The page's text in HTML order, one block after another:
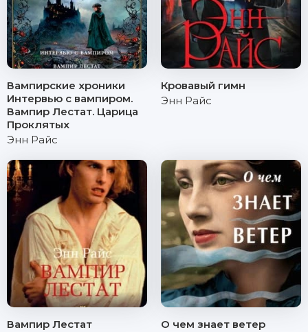
Вампирские хроники
Интервью с вампиром.
Вампир Лестат. Царица
Проклятых
Энн Райс
Кровавый гимн
Энн Райс
Вампир Лестат
О чем знает ветер